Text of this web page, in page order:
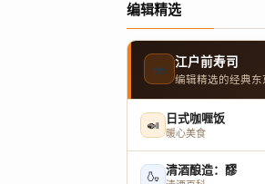
编辑精选
🍣 江户前寿司
编辑精选的经典东
🍛 日式咖喱饭
暖心美食
🍶 清酒酿造：醪